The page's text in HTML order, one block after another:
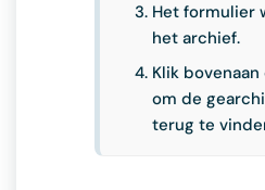
Het formulier
het archief.
Klik
om de
terug te